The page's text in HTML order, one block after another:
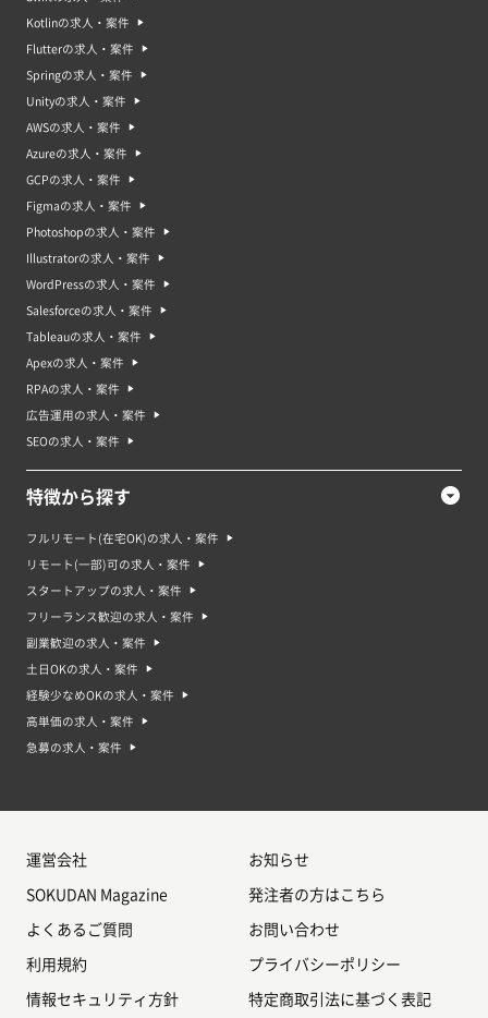
Kotlinの求人・案件
Flutterの求人・案件
Springの求人・案件
Unityの求人・案件
AWSの求人・案件
Azureの求人・案件
GCPの求人・案件
Figmaの求人・案件
Photoshopの求人・案件
Illustratorの求人・案件
WordPressの求人・案件
Salesforceの求人・案件
Tableauの求人・案件
Apexの求人・案件
RPAの求人・案件
広告運用の求人・案件
SEOの求人・案件
特徴から探す
フルリモート(在宅OK)の求人・案件
リモート(一部)可の求人・案件
スタートアップの求人・案件
フリーランス歓迎の求人・案件
副業歓迎の求人・案件
土日OKの求人・案件
経験少なめOKの求人・案件
高単価の求人・案件
急募の求人・案件
運営会社 お知らせ
SOKUDAN Magazine 発注者の方はこちら
よくあるご質問 お問い合わせ
利用規約 プライバシーポリシー
情報セキュリティ方針 特定商取引法に基づく表記